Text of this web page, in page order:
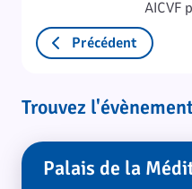
AICVF
Précédent
Trouvez
Palais de la
Palais de la